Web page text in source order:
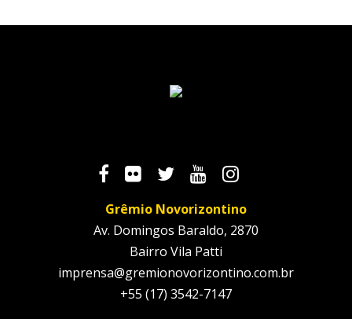
Grêmio Novorizontino
Av. Domingos Baraldo, 2870
Bairro Vila Patti
imprensa@gremionovorizontino.com.br
+55 (17) 3542-7147